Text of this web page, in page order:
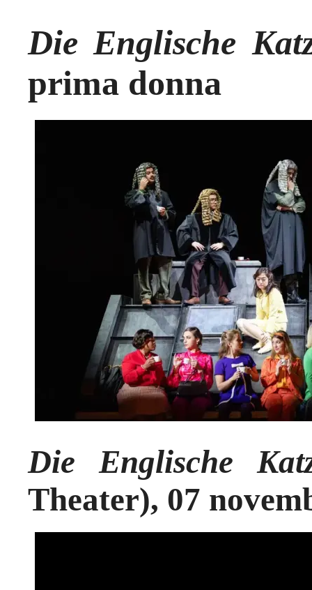
Die Englische
prima donna
Die Englische
Theater), 07